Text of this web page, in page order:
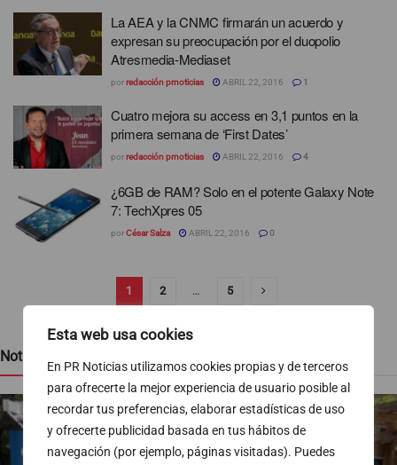
Esta web usa cookies
En PR Noticias utilizamos cookies propias y de terceros
para ofrecerte la mejor experiencia de usuario posible al
recordar tus preferencias, elaborar estadísticas de uso
y ofrecerte publicidad basada en tus hábitos de
navegación (por ejemplo, páginas visitadas). Puedes
La AEA y la CNMC firmarán un acuerdo y
expresan su preocupación por el duopolio
Atresmedia-Mediaset
porredacción prnoticias ABRIL 22, 2016 1
Cuatro mejora su access en 3,1 puntos en la
primera semana de ‘First Dates’
porredacción prnoticias ABRIL 22, 2016 4
¿6GB de RAM? Solo en el potente Galaxy Note
7: TechXpres 05
porCésar Salza ABRIL 22, 2016 0
1 2 … 5
Noticias recientes